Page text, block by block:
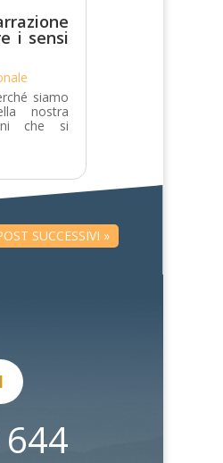
i sensi
siamo
nostra
che si
SUCCESSIVI »